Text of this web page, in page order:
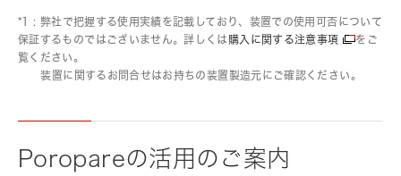
*1 : 弊社で把握する使用実績を記載しており、装置での使用可否について
保証するものではございません。詳しくは 購入に関する注意事項
をご
覧ください。
装置に関するお問合せはお持ちの装置製造元にご確認ください。
Poropareの活用のご案内